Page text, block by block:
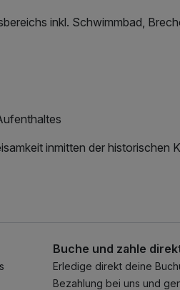
inkl. Schwimmbad,
inmitten der historischen
Buche und zahle
Erledige direkt deine
Bezahlung bei uns und